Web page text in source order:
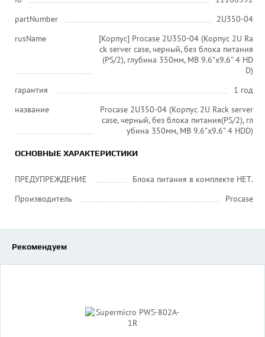
partNumber
2U350-04
rusName
[Корпус] Procase 2U350-04 (Корпус 2U Ra
ck server case, черный, без блока питания
(PS/2), глубина 350мм, MB 9.6"x9.6" 4 HD
D)
гарантия
1 год
название
Procase 2U350-04 (Корпус 2U Rack server
case, черный, без блока питания(PS/2), гл
убина 350мм, MB 9.6"x9.6" 4 HDD)
ОСНОВНЫЕ ХАРАКТЕРИСТИКИ
ПРЕДУПРЕЖДЕНИЕ
Блока питания в комплекте НЕТ.
Производитель
Procase
Рекомендуем